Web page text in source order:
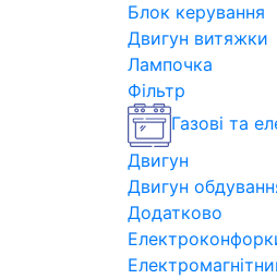
Блок керування
Двигун витяжки
Лампочка
Фільтр
Газові та
Двигун
Двигун
Додатково